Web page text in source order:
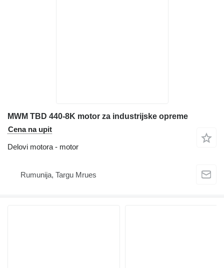
MWM TBD 440-8K motor za industrijske opreme
Cena na upit
Delovi motora - motor
Rumunija, Targu Mrues